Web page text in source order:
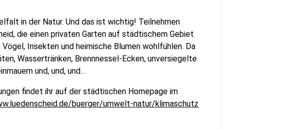
in der Natur. Und das ist wichtig! Teilnehmen
die einen privaten Garten auf städtischem Gebiet
Insekten und heimische Blumen wohlfühlen. Da
Wassertränken, Brennnessel-Ecken, unversiegelte
und, und, und…
findet ihr auf der städtischen Homepage im
buerger/umwelt-natur/klimaschutz